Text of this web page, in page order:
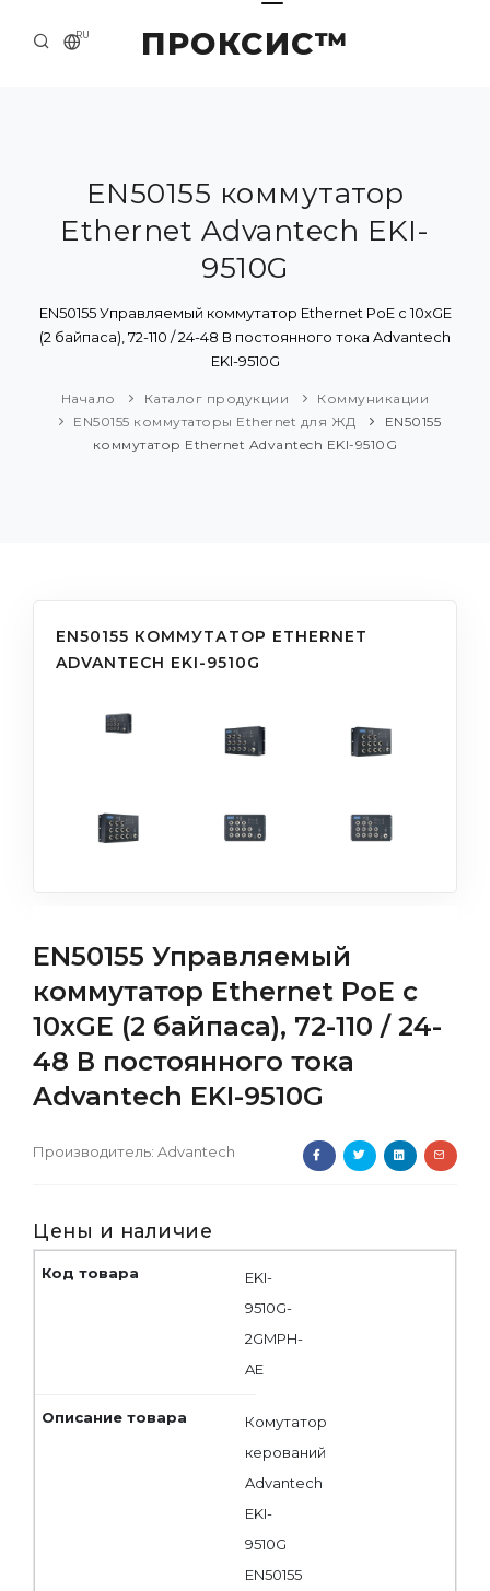
ПРОКСИС™
RU
О КОМПАНИИ
ПРИМЕРЫ И РЕШЕНИЯ
КАТАЛОГ ПРОДУКЦИИ
ПРЕСС-ЦЕНТР
EN50155 коммутатор
Ethernet Advantech EKI-
9510G
EN50155 Управляемый коммутатор Ethernet PoE с 10xGE
(2 байпаса), 72-110 / 24-48 В постоянного тока Advantech
EKI-9510G
Начало Каталог продукции
Коммуникации
EN50155 коммутаторы Ethernet для ЖД
EN50155
коммутатор Ethernet Advantech EKI-9510G
EN50155 КОММУТАТОР ETHERNET
ADVANTECH EKI-9510G
EN50155 Управляемый
коммутатор Ethernet PoE с
10xGE (2 байпаса), 72-110 / 24-
48 В постоянного тока
Advantech EKI-9510G
Производитель: Advantech
Цены и наличие
EKI-
9510G-
2GMPH-
AE
Комутатор
керований
Advantech
EKI-
9510G
EN50155